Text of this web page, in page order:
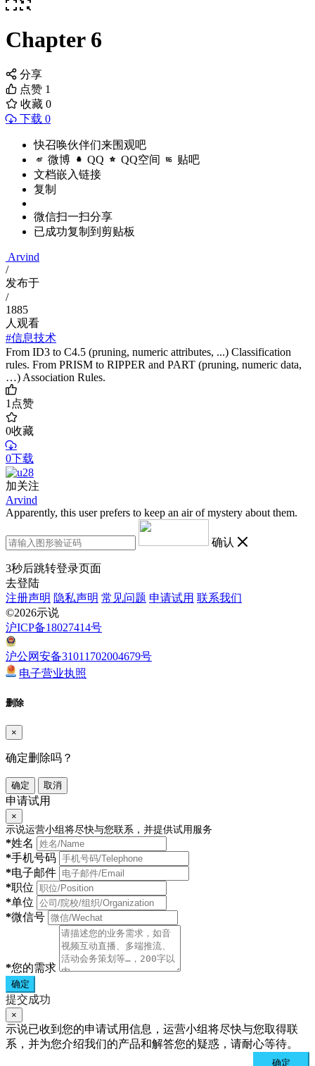
Chapter 6
分享
点赞 1
收藏 0
下载 0
快召唤伙伴们来围观吧
微博 QQ QQ空间 贴吧
文档嵌入链接
复制
微信扫一扫分享
已成功复制到剪贴板
Arvind
/
发布于
/
1885
人观看
#信息技术
From ID3 to C4.5 (pruning, numeric attributes, ...) Classification
rules. From PRISM to RIPPER and PART (pruning, numeric data,
…) Association Rules.
1点赞
0收藏
0下载
加关注
Arvind
Apparently, this user prefers to keep an air of mystery about them.
确认
3秒后跳转登录页面
去登陆
注册声明 隐私声明 常见问题 申请试用 联系我们
©2026示说
沪ICP备18027414号
沪公网安备31011702004679号
电子营业执照
删除
×
确定删除吗？
确定 取消
申请试用
×
示说运营小组将尽快与您联系，并提供试用服务
*姓名
*手机号码
*电子邮件
*职位
*单位
*微信号
*您的需求
确定
提交成功
×
示说已收到您的申请试用信息，运营小组将尽快与您取得联
系，并为您介绍我们的产品和解答您的疑惑，请耐心等待。
确定